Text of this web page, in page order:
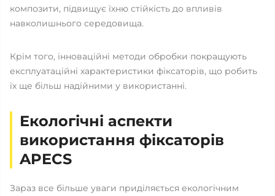
композити, підвищує їхню стійкість до впливів
навколишнього середовища.
Крім того, інноваційні методи обробки покращують
експлуатаційні характеристики фіксаторів, що робить
їх ще більш надійними у використанні.
Екологічні аспекти
використання фіксаторів
APECS
Зараз все більше уваги приділяється екологічним